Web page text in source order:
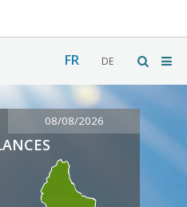
FR DE
08/08/2026